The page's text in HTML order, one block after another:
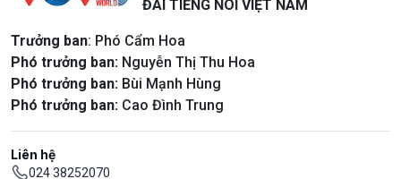
ĐÀI TIẾNG NÓI VIỆT NAM
Trưởng ban: Phó Cẩm Hoa
Phó trưởng ban: Nguyễn Thị Thu Hoa
Phó trưởng ban: Bùi Mạnh Hùng
Phó trưởng ban: Cao Đình Trung
Liên hệ
024 38252070